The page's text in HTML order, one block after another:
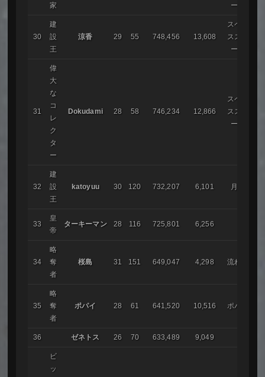
家
ーム
30
建
設
王
涼香 29 55 748,456 13,608
スペー
ススト
ーム
31
偉
大
な
コ
レ
ク
タ
ー
Dokudami 28 58 746,234 12,866
スペー
ススト
ーム
32
建
設
王
katoyuu 30 120 732,207 6,101 月影
33
皇
帝
ターキーマン 28 116 725,801 6,256
34
略
奪
者
桜島 31 151 649,047 4,298 流れ星
35
略
奪
者
ポパイ 28 61 641,520 10,516 ポパイ
36 ゼネトス 26 70 633,489 9,049
ビ
ッ